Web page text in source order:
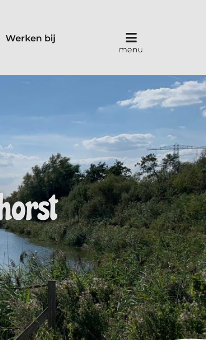
Werken bij
menu